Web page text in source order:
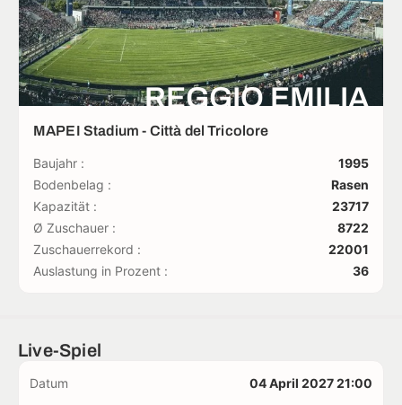
REGGIO EMILIA
MAPEI Stadium - Città del Tricolore
Baujahr :
1995
Bodenbelag :
Rasen
Kapazität :
23717
Ø Zuschauer :
8722
Zuschauerrekord :
22001
Auslastung in Prozent :
36
Live-Spiel
Datum 04 April 2027 21:00